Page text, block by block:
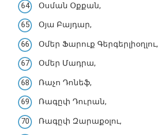
Օսման Օքքան,
Օյա Բայդար,
Օմեր Ֆարուք Գերգերլիօղլու,
Օմեր Մադրա,
Ռաչո Դոնեֆ,
Ռագըփ Դուրան,
Ռագըփ Զարաքօլու,